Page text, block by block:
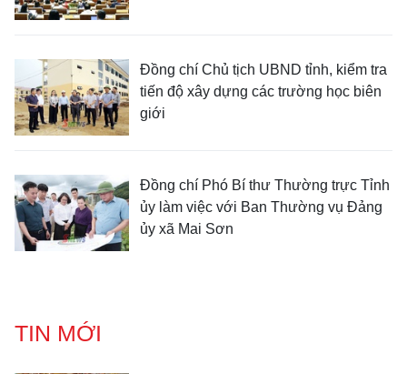
Đồng chí Chủ tịch UBND tỉnh, kiểm tra
tiến độ xây dựng các trường học biên
giới
Đồng chí Phó Bí thư Thường trực Tỉnh
ủy làm việc với Ban Thường vụ Đảng
ủy xã Mai Sơn
TIN MỚI